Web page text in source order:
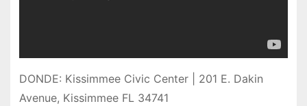
DONDE: Kissimmee Civic Center | 201 E. Dakin
Avenue, Kissimmee FL 34741